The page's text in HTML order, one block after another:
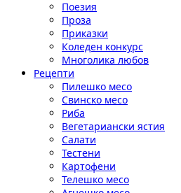
Поезия
Проза
Приказки
Коледен конкурс
Многолика любов
Рецепти
Пилешко месо
Свинско месо
Риба
Вегетариански ястия
Салати
Тестени
Картофени
Телешко месо